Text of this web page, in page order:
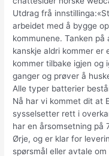
Utdrag frå
arbeidet med å bygge
kommunene. Tanken
kanskje aldri kommer er
kommer tilbake igjen og
ganger og prøver å
Alle typer batterier
Nå har vi kommet dit at
sysselsetter rett i
har en årsomsetning på
Ørje, og er klar for
spørsmål eller avtale